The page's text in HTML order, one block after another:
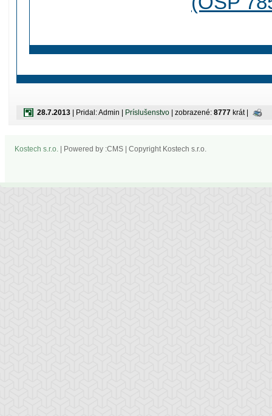
28.7.2013 | Pridal: Admin | Príslušenstvo | zobrazené: 8777 krát |
Kostech s.r.o. | Powered by :CMS | Copyright Kostech s.r.o.